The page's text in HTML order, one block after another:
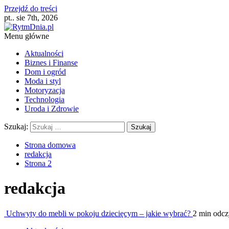
Przejdź do treści
pt.. sie 7th, 2026
Menu główne
Aktualności
Biznes i Finanse
Dom i ogród
Moda i styl
Motoryzacja
Technologia
Uroda i Zdrowie
Szukaj:
Strona domowa
redakcja
Strona 2
redakcja
Uchwyty do mebli w pokoju dziecięcym – jakie wybrać? 2 min